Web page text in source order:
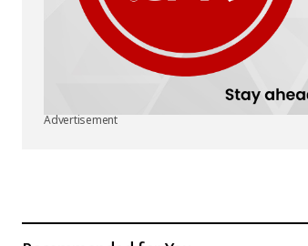
Advertisement